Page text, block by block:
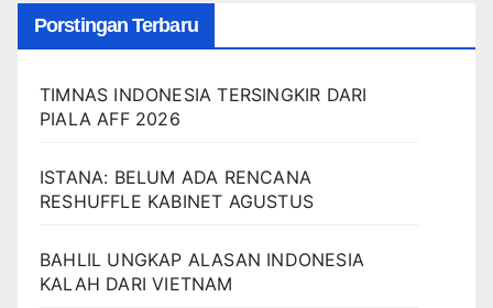
Porstingan Terbaru
TIMNAS INDONESIA TERSINGKIR DARI
PIALA AFF 2026
ISTANA: BELUM ADA RENCANA
RESHUFFLE KABINET AGUSTUS
BAHLIL UNGKAP ALASAN INDONESIA
KALAH DARI VIETNAM